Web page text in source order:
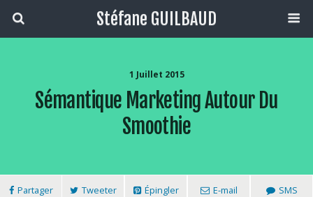
Stéfane GUILBAUD
1 Juillet 2015
Sémantique Marketing Autour Du
Smoothie
Partager Tweeter Épingler E-mail SMS